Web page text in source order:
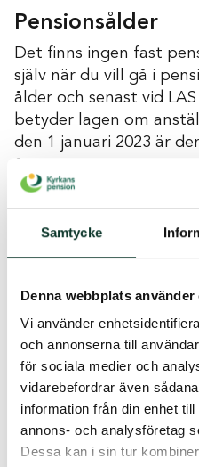
Samtycke
Denna webbplats använder
Vi använder
och annonserna till
för sociala medier och
vidarebefordrar även
information från din enhet
annons- och analysföretag
Dessa kan i sin tur
Pensionsålder
Det finns ingen fast
själv när du vill gå i
ålder och senast vid
betyder lagen om
den 1 januari 2023 är
år.
Det innebär att
avgiftsbestämda